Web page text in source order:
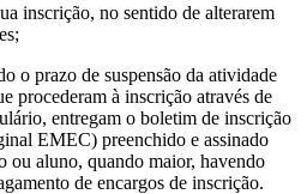
inscrição, no sentido de alterarem
o prazo de suspensão da atividade
procederam à inscrição através de
entregam o boletim de inscrição
EMEC) preenchido e assinado
ou aluno, quando maior, havendo
de encargos de inscrição.